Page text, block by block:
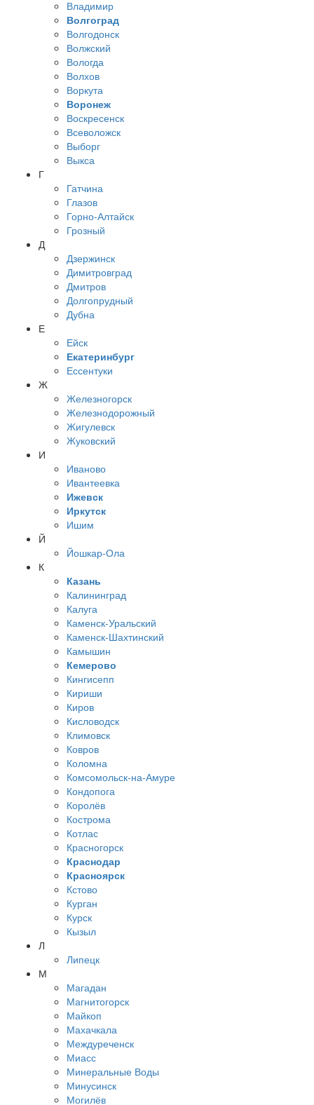
Владимир
Волгоград
Волгодонск
Волжский
Вологда
Волхов
Воркута
Воронеж
Воскресенск
Всеволожск
Выборг
Выкса
Г
Гатчина
Глазов
Горно-Алтайск
Грозный
Д
Дзержинск
Димитровград
Дмитров
Долгопрудный
Дубна
Е
Ейск
Екатеринбург
Ессентуки
Ж
Железногорск
Железнодорожный
Жигулевск
Жуковский
И
Иваново
Ивантеевка
Ижевск
Иркутск
Ишим
Й
Йошкар-Ола
К
Казань
Калининград
Калуга
Каменск-Уральский
Каменск-Шахтинский
Камышин
Кемерово
Кингисепп
Кириши
Киров
Кисловодск
Климовск
Ковров
Коломна
Комсомольск-на-Амуре
Кондопога
Королёв
Кострома
Котлас
Красногорск
Краснодар
Красноярск
Кстово
Курган
Курск
Кызыл
Л
Липецк
М
Магадан
Магнитогорск
Майкоп
Махачкала
Междуреченск
Миасс
Минеральные Воды
Минусинск
Могилёв